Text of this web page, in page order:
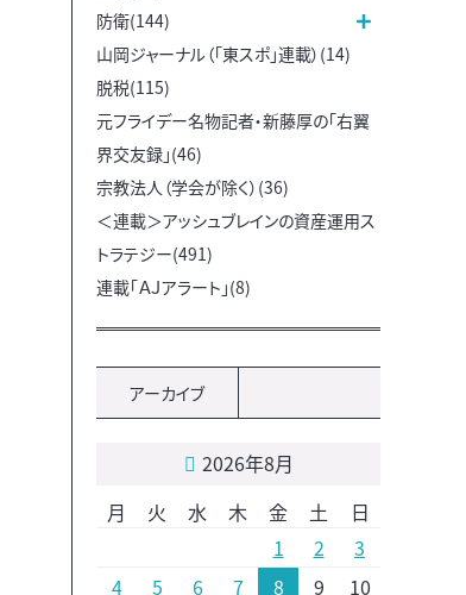
防衛(144)
山岡ジャーナル（「東スポ」連載）(14)
脱税(115)
元フライデー名物記者・新藤厚の「右翼
界交友録」(46)
宗教法人（学会が除く）(36)
＜連載＞アッシュブレインの資産運用ス
トラテジー(491)
連載「ＡＪアラート」(8)
アーカイブ
2026年8月
月
火 水 木 金 土
日
1
2
3
4
5 6 7 8 9 10